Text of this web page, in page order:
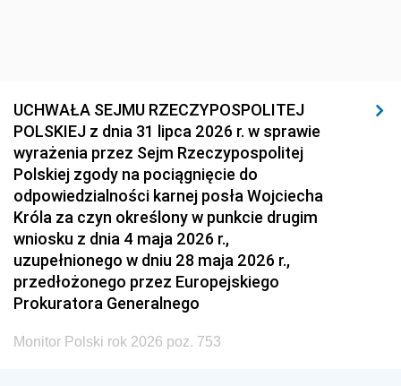
UCHWAŁA SEJMU RZECZYPOSPOLITEJ
POLSKIEJ z dnia 31 lipca 2026 r. w sprawie
wyrażenia przez Sejm Rzeczypospolitej
Polskiej zgody na pociągnięcie do
odpowiedzialności karnej posła Wojciecha
Króla za czyn określony w punkcie drugim
wniosku z dnia 4 maja 2026 r.,
uzupełnionego w dniu 28 maja 2026 r.,
przedłożonego przez Europejskiego
Prokuratora Generalnego
Monitor Polski rok 2026 poz. 753